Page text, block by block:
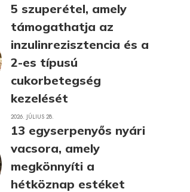
5 szuperétel, amely
támogathatja az
inzulinrezisztencia és a
2-es típusú
cukorbetegség
kezelését
2026. JÚLIUS 28.
13 egyserpenyős nyári
vacsora, amely
megkönnyíti a
hétköznap estéket